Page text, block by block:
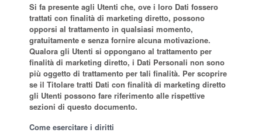
Si fa presente agli Utenti che, ove i loro Dati fossero
trattati con finalità di marketing diretto, possono
opporsi al trattamento in qualsiasi momento,
gratuitamente e senza fornire alcuna motivazione.
Qualora gli Utenti si oppongano al trattamento per
finalità di marketing diretto, i Dati Personali non sono
più oggetto di trattamento per tali finalità. Per scoprire
se il Titolare tratti Dati con finalità di marketing diretto
gli Utenti possono fare riferimento alle rispettive
sezioni di questo documento.
Come esercitare i diritti